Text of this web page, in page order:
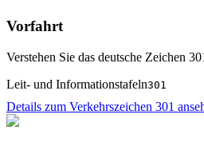
Vorfahrt
Verstehen Sie das deutsche Zeichen
Leit- und Informationstafeln301
Details zum Verkehrszeichen 301